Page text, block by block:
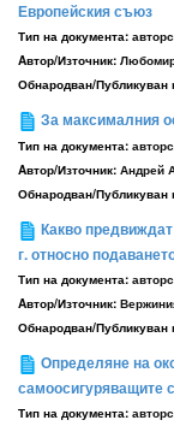
Европейския съюз
Тип на документа:
Aвтор/Източник:
Обнародван/Публикуван
За максималния
Тип на документа:
Aвтор/Източник: Андрей
Обнародван/Публикуван
Какво
г. относно
Тип на документа:
Aвтор/Източник:
Обнародван/Публикуван
Определяне на
самоосигуряващите
Тип на документа: